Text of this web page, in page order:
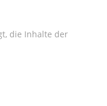
die Inhalte der